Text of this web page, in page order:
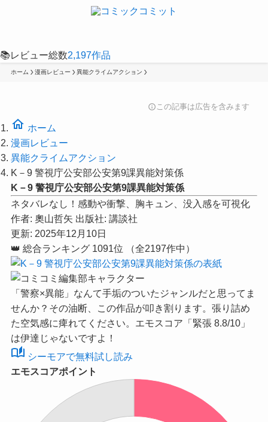
📚レビュー総数2,197作品
ホーム 漫画レビュー 異能クライムアクション
infoこの記事は広告を含みます
home ホーム
漫画レビュー
異能クライムアクション
K－9 警視庁公安部公安第9課異能対策係
K－9 警視庁公安部公安第9課異能対策係
ネタバレなし！感動や衝撃、胸キュン、没入感を可視化
作者: 奧山哲矢 出版社: 講談社
更新: 2025年12月10日
👑 総合ランキング 1091位 （全2197作中）
「警察×異能」なんて手垢のついたジャンルだと思ってま
せんか？その油断、この作品が叩き割ります。張り詰め
た空気感に痺れてください。 エモスコア「緊張 8.8/10」
は伊達じゃないですよ！
auto_stories シーモアで無料試し読み
エモスコアポイント